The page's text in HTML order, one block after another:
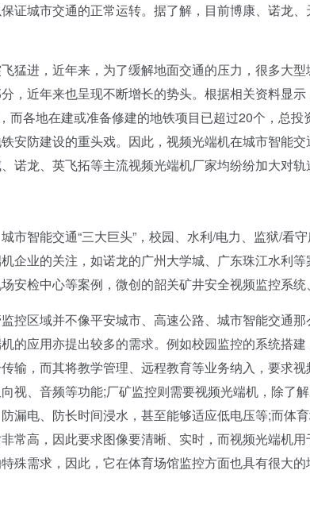
证城市交通的正常运转。据了解，目前博康、诺龙
进，近年来，为了缓解地面交通的压力，很多大型
，近年来也呈现不断增长的势头。根据相关资料显
而各地在建或准备修建的地铁项目已超过20个，总
安防建设的重头戏。因此，视频光端机在城市智能
诺龙、英飞拓等主流视频光端机厂家均纷纷加大对
智能交通“三大巨头”，校园、水利/电力、监狱/看
企业的关注，如诺龙的广州大学城、广东珠江水利
安检中心等案例，微创的韶关矿井安全视频监控系统
区域并不像平安城市、高速公路、城市智能交通那
的应用亦提出较多的需求。例如校园监控的系统搭
输，而其将教学管理、远程教育等业务纳入，要求
视、音频等功能;厂矿监控则需要视频光端机，除了
漏电、防长时间浸水，甚至能够适应低电压等;而体
常高，因此要求图像要清晰、实时，而视频光端机
殊需求，因此，它在体育场馆监控方面也具有很大的